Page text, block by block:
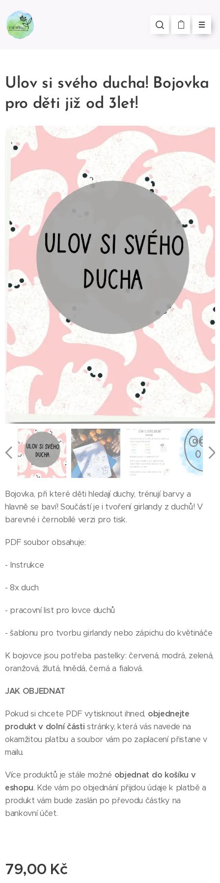
Ulov si svého ducha! Bojovka
pro děti již od 3let!
Bojovka, při které děti hledají duchy, trénují barvy a
hlavně se baví! Součástí je i tvoření girlandy z duchů! V
barevné i černobílé verzi pro tisk.
PDF soubor obsahuje:
- Instrukce
- 8x duch
- pracovní list pro lovce duchů
- šablonu pro tvorbu girlandy nebo zápichu do květináče
K bojovce jsou potřeba pastelky: červená, modrá, zelená,
oranžová, žlutá, hnědá, černá a fialová.
JAK OBJEDNAT
Pokud si chcete PDF vytisknout ihned, objednejte
produkt v dolní části stránky, která vás navede na
okamžitou platbu a soubor vám po zaplacení přistane v
mailu.
Více produktů je stále možné objednat do košíku v
eshopu. Kde vám po objednání přijdou údaje k platbě a
produkt vám bude zaslán po převodu částky na
bankovní účet.
79,00 Kč